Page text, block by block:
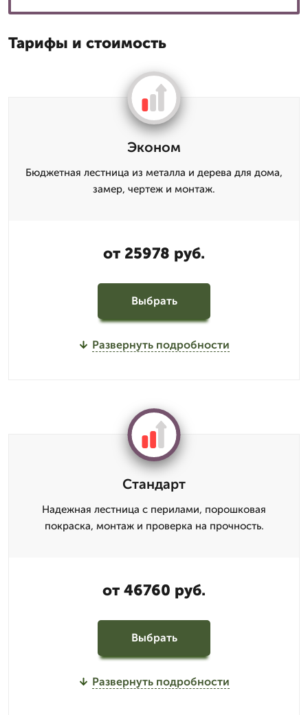
Тарифы и стоимость
Эконом
Бюджетная лестница из металла и дерева для дома,
замер, чертеж и монтаж.
от 25978 руб.
Выбрать
Развернуть подробности
Стандарт
Надежная лестница с перилами, порошковая
покраска, монтаж и проверка на прочность.
от 46760 руб.
Выбрать
Развернуть подробности